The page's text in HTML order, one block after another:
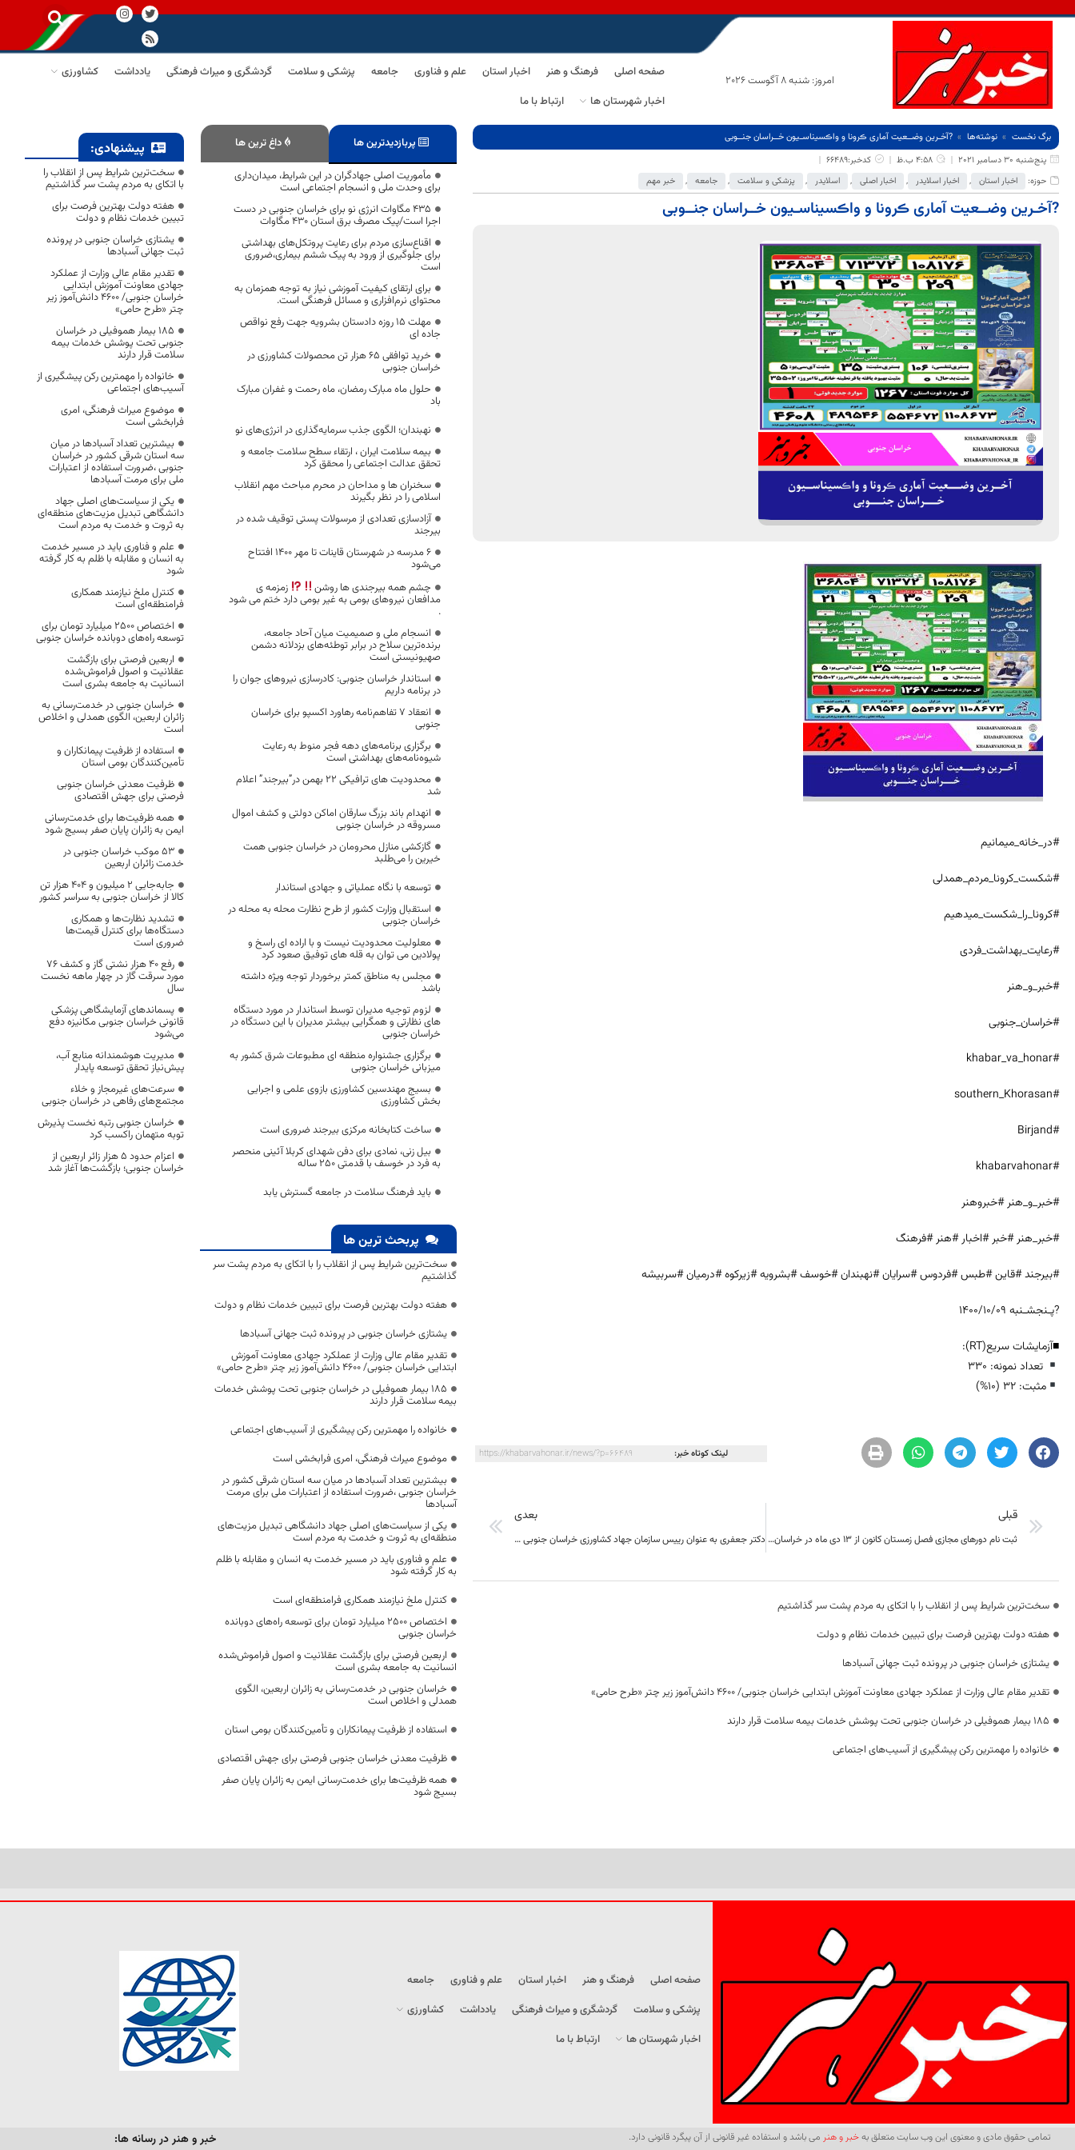
امروز: شنبه 8 آگوست 2026
صفحه اصلی فرهنگ و هنر اخبار استان علم و فناوری جامعه پزشکی و سلامت گردشگری و میراث فرهنگی یادداشت
کشاورزی
اخبار شهرستان ها
ارتباط با ما
برگ نخست نوشته‌ها
?آخـرین وضــعیت آماری ڪرونا و واڪسیناسـیون خــراسان جنــوبی
پنج‌شنبه 30 دسامبر 2021
4:58 ب.ظ
کدخبر:66489
حوزه:
اخبار استان , اخبار اسلایدر , اخبار اصلی , اسلایدر , پزشکی و سلامت , جامعه , خبر مهم
?آخـرین وضــعیت آماری ڪرونا و واڪسیناسـیون خــراسان جنــوبی
#در_خانه_میمانیم
#شکست_کرونا_مردم_همدلی
#کرونا_را_شکست_میدهیم
#رعایت_بهداشت_فردی
#خبر_و_هنر
#خراسان_جنوبی
#khabar_va_honar
#southern_Khorasan
#Birjand
#khabarvahonar
#خبر_و_هنر #خبروهنر
#خبر_هنر #خبر #اخبار #هنر #فرهنگ
#بیرجند #قاین #طبس #فردوس #سرایان #نهبندان #خوسف #بشرویه #زیرکوه #درمیان #سربیشه
?پـنجشـنبه ۱۴۰۰/۱۰/۰۹
■آزمایشات سریع(RT):
تعداد نمونه: 330
مثبت: 32 (10%)
لینک کوتاه خبر: https://khabarvahonar.ir/news/?p=66489
قبلی
ثبت نام دور‌های مجازی فصل زمستان کانون از ۱۳ دی ماه در خراسان جنوبی ؛
بعدی
دکتر جعفری به عنوان رییس سازمان جهاد کشاورزی خراسان جنوبی معرفی شد
سخت‌ترین شرایط پس از انقلاب را با اتکای به مردم پشت سر گذاشتیم
هفته دولت بهترین فرصت برای تبیین خدمات نظام و دولت
یشتازی خراسان جنوبی در پرونده ثبت جهانی آسبادها
تقدیر مقام عالی وزارت از عملکرد جهادی معاونت آموزش ابتدایی خراسان جنوبی/ ۴۶۰۰ دانش‌آموز زیر چتر «طرح حامی»
۱۸۵ بیمار هموفیلی در خراسان جنوبی تحت پوشش خدمات بیمه سلامت قرار دارند
خانواده را مهمترین رکن پیشگیری از آسیب‌های اجتماعی
پربازدیدترین ها داغ ترین ها
مأموریت اصلی جهادگران در این شرایط، میدان‌داری
برای وحدت ملی و انسجام اجتماعی است
۴۳۵ مگاوات انرژی نو برای خراسان جنوبی در دست
اجرا است/پیک مصرف برق استان ۴۳۰ مگاوات
اقناع‌سازی مردم برای رعایت پروتکل‌های بهداشتی
برای جلوگیری از ورود به پیک ششم بیماری،ضروری
است
برای ارتقای کیفیت آموزشی نیاز به توجه همزمان به
محتوای نرم‌افزاری و مسائل فرهنگی است.
مهلت ١۵ روزه دادستان‌ بشرویه جهت رفع نواقص
جاده ای
خرید توافقی ۶۵ هزار تن محصولات کشاورزی در
خراسان جنوبی
حلول ماه مبارک رمضان، ماه رحمت و غفران مبارک
باد
نهبندان؛ الگوی جذب سرمایه‌گذاری در انرژی‌های نو
بیمه سلامت ایران ، ارتقاء سطح سلامت جامعه و
تحقق عدالت اجتماعی را محقق کرد
سخنران ها و مداحان در محرم مباحث مهم انقلاب
اسلامی را در نظر بگیرند
آزادسازی تعدادی از مرسولات پستی توقیف شده در
بیرجند
۶ مدرسه در شهرستان قاینات تا مهر ۱۴۰۰ افتتاح
می‌شود
چشم همه بیرجندی ها روشن
زمزمه ی
مدافعان نیروهای بومی به غیر بومی دارد ختم می شود
.
انسجام ملی و صمیمیت میان آحاد جامعه،
برنده‌ترین سلاح در برابر توطئه‌های بزدلانه دشمن
صهیونیستی است
استاندار خراسان جنوبی: کادرسازی نیروهای جوان را
در برنامه داریم
انعقاد ۷ تفاهم‌نامه رهاورد اکسپو برای خراسان
جنوبی
برگزاری برنامه‌های دهه فجر منوط به رعایت
شیوه‌نامه‌های بهداشتی است
محدودیت های ترافیکی 22 بهمن در”بیرجند” اعلام
شد
انهدام باند بزرگ سارقان اماکن دولتی و کشف اموال
مسروقه در خراسان جنوبی
گازکشی منازل محرومان در خراسان جنوبی همت
خیرین را می‌طلبد
توسعه با نگاه عملیاتی و جهادی استاندار
استقبال وزارت کشور از طرح نظارت محله به محله در
خراسان جنوبی
معلولیت محدودیت نیست و با اراده ای راسخ و
پولادین می توان به قله های توفیق صعود کرد
مجلس به مناطق کمتر برخوردار توجه ویژه داشته
باشد
لزوم توجیه مدیران توسط استاندار در مورد دستگاه
های نظارتی و همگرایی بیشتر مدیران با این دستگاه در
خراسان جنوبی
برگزاری جشنواره منطقه ای مطبوعات شرق کشور به
میزبانی خراسان جنوبی
بسیج مهندسین کشاورزی بازوی علمی و اجرایی
بخش کشاورزی
ساخت کتابخانه مرکزی بیرجند ضروری است
بیل زنی، نمادی برای دفن شهدای کربلا آئینی منحصر
به فرد در خوسف با قدمتی 250 ساله
باید فرهنگ سلامت در جامعه گسترش یابد
پربحث ترین ها
سخت‌ترین شرایط پس از انقلاب را با اتکای به مردم پشت سر
گذاشتیم
هفته دولت بهترین فرصت برای تبیین خدمات نظام و دولت
یشتازی خراسان جنوبی در پرونده ثبت جهانی آسبادها
تقدیر مقام عالی وزارت از عملکرد جهادی معاونت آموزش
ابتدایی خراسان جنوبی/ ۴۶۰۰ دانش‌آموز زیر چتر «طرح حامی»
۱۸۵ بیمار هموفیلی در خراسان جنوبی تحت پوشش خدمات
بیمه سلامت قرار دارند
خانواده را مهمترین رکن پیشگیری از آسیب‌های اجتماعی
موضوع میراث فرهنگی، امری فرابخشی است
بیشترین تعداد آسبادها در میان سه استان شرقی کشور در
خراسان جنوبی ،ضرورت استفاده از اعتبارات ملی برای مرمت
آسبادها
یکی از سیاست‌های اصلی جهاد دانشگاهی تبدیل مزیت‌های
منطقه‌ای به ثروت و خدمت به مردم است
علم و فناوری باید در مسیر خدمت به انسان و مقابله با ظلم
به کار گرفته شود
کنترل ملخ نیازمند همکاری فرامنطقه‌ای است
اختصاص 2500 میلیارد تومان برای توسعه راه‌های دوبانده
خراسان جنوبی
اربعین فرصتی برای بازگشت عقلانیت و اصول فراموش‌شده
انسانیت به جامعه بشری است
خراسان جنوبی در خدمت‌رسانی به زائران اربعین، الگوی
همدلی و اخلاص است
استفاده از ظرفیت پیمانکاران و تأمین‌کنندگان بومی استان
ظرفیت معدنی خراسان جنوبی فرصتی برای جهش اقتصادی
همه ظرفیت‌ها برای خدمت‌رسانی ایمن به زائران پایان صفر
بسیج شود
پیشنهادی:
سخت‌ترین شرایط پس از انقلاب را
با اتکای به مردم پشت سر گذاشتیم
هفته دولت بهترین فرصت برای
تبیین خدمات نظام و دولت
یشتازی خراسان جنوبی در پرونده
ثبت جهانی آسبادها
تقدیر مقام عالی وزارت از عملکرد
جهادی معاونت آموزش ابتدایی
خراسان جنوبی/ ۴۶۰۰ دانش‌آموز زیر
چتر «طرح حامی»
۱۸۵ بیمار هموفیلی در خراسان
جنوبی تحت پوشش خدمات بیمه
سلامت قرار دارند
خانواده را مهمترین رکن پیشگیری از
آسیب‌های اجتماعی
موضوع میراث فرهنگی، امری
فرابخشی است
بیشترین تعداد آسبادها در میان
سه استان شرقی کشور در خراسان
جنوبی ،ضرورت استفاده از اعتبارات
ملی برای مرمت آسبادها
یکی از سیاست‌های اصلی جهاد
دانشگاهی تبدیل مزیت‌های منطقه‌ای
به ثروت و خدمت به مردم است
علم و فناوری باید در مسیر خدمت
به انسان و مقابله با ظلم به کار گرفته
شود
کنترل ملخ نیازمند همکاری
فرامنطقه‌ای است
اختصاص 2500 میلیارد تومان برای
توسعه راه‌های دوبانده خراسان جنوبی
اربعین فرصتی برای بازگشت
عقلانیت و اصول فراموش‌شده
انسانیت به جامعه بشری است
خراسان جنوبی در خدمت‌رسانی به
زائران اربعین، الگوی همدلی و اخلاص
است
استفاده از ظرفیت پیمانکاران و
تأمین‌کنندگان بومی استان
ظرفیت معدنی خراسان جنوبی
فرصتی برای جهش اقتصادی
همه ظرفیت‌ها برای خدمت‌رسانی
ایمن به زائران پایان صفر بسیج شود
53 موکب خراسان جنوبی در
خدمت زائران اربعین
جابه‌جایی 2 میلیون و 404 هزار تن
کالا از خراسان جنوبی به سراسر کشور
تشدید نظارت‌ها و همکاری
دستگاه‌ها برای کنترل قیمت‌ها
ضروری است
رفع 40 هزار نشتی گاز و کشف 76
مورد سرقت گاز در چهار ماهه نخست
سال
پسماندهای آزمایشگاهی پزشکی
قانونی خراسان جنوبی مکانیزه دفع
می‌شود
مدیریت هوشمندانه منابع آب،
پیش‌نیاز تحقق توسعه پایدار
سرعت‌های غیرمجاز و خلاء
مجتمع‌های رفاهی در خراسان جنوبی
خراسان جنوبی رتبه نخست پذیرش
توبه متهمان راکسب کرد
اعزام حدود 5 هزار زائر اربعین از
خراسان جنوبی؛ بازگشت‌ها آغاز شد
صفحه اصلی فرهنگ و هنر اخبار استان علم و فناوری
جامعه
پزشکی و سلامت
گردشگری و میراث فرهنگی یادداشت
کشاورزی
اخبار شهرستان ها
ارتباط با ما
تمامی حقوق مادی و معنوی این وب سایت متعلق بهخبر و هنر می باشد و استفاده غیر قانونی از آن پیگرد قانونی دارد. خبر و هنر در رسانه ها: